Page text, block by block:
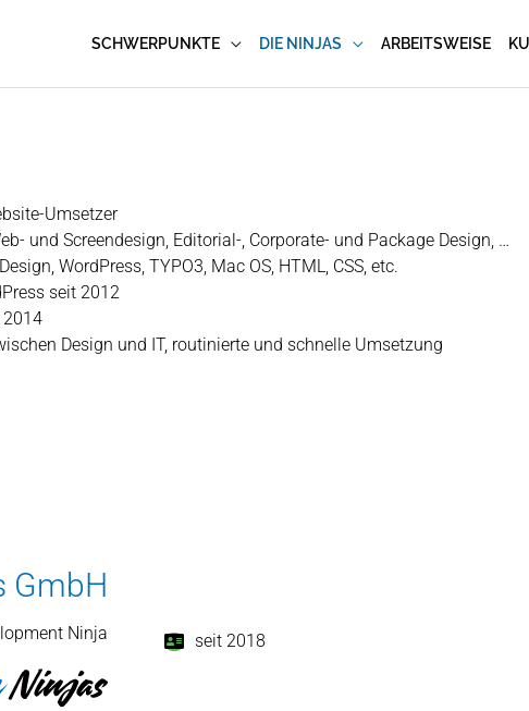
SCHWERPUNKTE DIE NINJAS ARBEITSWEISE
Umsetzer
und Screendesign, Editorial-, Corporate- und Package Design, …
WordPress, TYPO3, Mac OS, HTML, CSS, etc.
seit 2012
2014
Design und IT, routinierte und schnelle Umsetzung
GmbH
Ninja seit 2018